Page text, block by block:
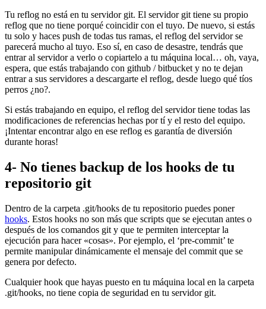
Tu reflog no está en tu servidor git. El servidor git tiene su propio
reflog que no tiene porqué coincidir con el tuyo. De nuevo, si estás
tu solo y haces push de todas tus ramas, el reflog del servidor se
parecerá mucho al tuyo. Eso sí, en caso de desastre, tendrás que
entrar al servidor a verlo o copiartelo a tu máquina local… oh, vaya,
espera, que estás trabajando con github / bitbucket y no te dejan
entrar a sus servidores a descargarte el reflog, desde luego qué tíos
perros ¿no?.
Si estás trabajando en equipo, el reflog del servidor tiene todas las
modificaciones de referencias hechas por tí y el resto del equipo.
¡Intentar encontrar algo en ese reflog es garantía de diversión
durante horas!
4- No tienes backup de los hooks de tu
repositorio git
Dentro de la carpeta .git/hooks de tu repositorio puedes poner
hooks. Estos hooks no son más que scripts que se ejecutan antes o
después de los comandos git y que te permiten interceptar la
ejecución para hacer «cosas». Por ejemplo, el ‘pre-commit’ te
permite manipular dinámicamente el mensaje del commit que se
genera por defecto.
Cualquier hook que hayas puesto en tu máquina local en la carpeta
.git/hooks, no tiene copia de seguridad en tu servidor git.